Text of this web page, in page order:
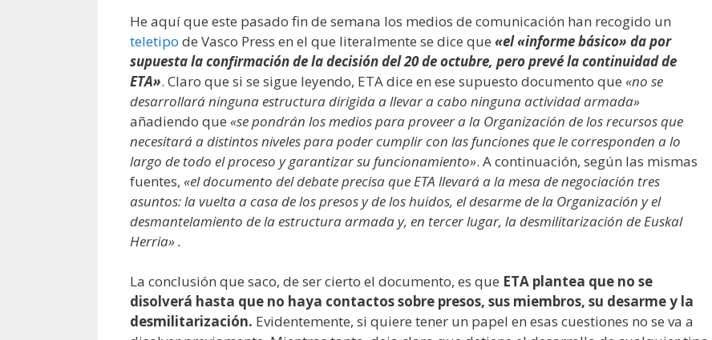
He aquí que este pasado fin de semana los medios de comunicación han recogido un
teletipo de Vasco Press en el que literalmente se dice que «el «informe básico» da por
supuesta la confirmación de la decisión del 20 de octubre, pero prevé la continuidad de
ETA». Claro que si se sigue leyendo, ETA dice en ese supuesto documento que «no se
desarrollará ninguna estructura dirigida a llevar a cabo ninguna actividad armada»
añadiendo que «se pondrán los medios para proveer a la Organización de los recursos que
necesitará a distintos niveles para poder cumplir con las funciones que le corresponden a lo
largo de todo el proceso y garantizar su funcionamiento». A continuación, según las mismas
fuentes, «el documento del debate precisa que ETA llevará a la mesa de negociación tres
asuntos: la vuelta a casa de los presos y de los huidos, el desarme de la Organización y el
desmantelamiento de la estructura armada y, en tercer lugar, la desmilitarización de Euskal
Herria» .
La conclusión que saco, de ser cierto el documento, es que ETA plantea que no se
disolverá hasta que no haya contactos sobre presos, sus miembros, su desarme y la
desmilitarización. Evidentemente, si quiere tener un papel en esas cuestiones no se va a